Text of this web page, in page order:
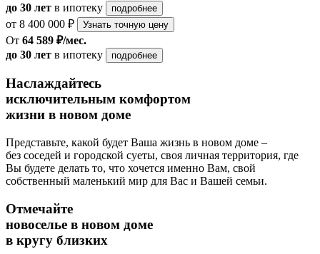
до 30 лет в ипотеку подробнее
от 8 400 000 ₽ Узнать точную цену
От 64 589 ₽/мес.
до 30 лет в ипотеку подробнее
Наслаждайтесь
исключительным комфортом
жизни в новом доме
Представьте, какой будет Ваша жизнь в новом доме –
без соседей и городской суеты, своя личная территория, где
Вы будете делать то, что хочется именно Вам, свой
собственный маленький мир для Вас и Вашей семьи.
Отмечайте
новоселье в новом доме
в кругу близких